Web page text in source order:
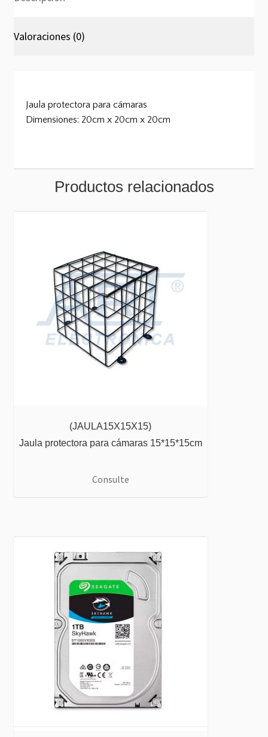
Valoraciones (0)
Jaula protectora para cámaras
Dimensiones: 20cm x 20cm x 20cm
Productos relacionados
(JAULA15X15X15)
Jaula protectora para cámaras 15*15*15cm
Consulte